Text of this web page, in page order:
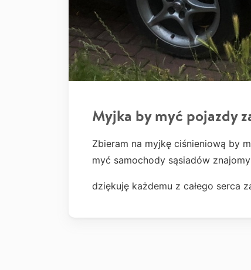
Myjka by myć pojazdy
Zbieram na myjkę ciśnieniową by
myć samochody sąsiadów
dziękuję każdemu z całego serca